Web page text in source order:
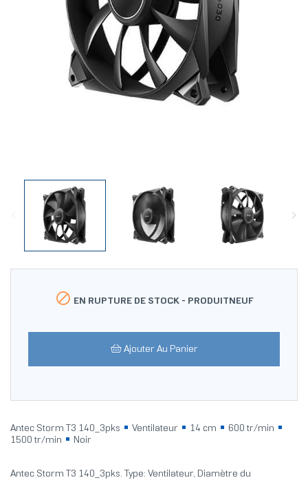
 EN RUPTURE DE STOCK - PRODUITNEUF
Ajouter Au Panier
Antec Storm T3 140_3pks Ventilateur 14 cm
600 tr/min
1500 tr/min
Noir
Antec Storm T3 140_3pks. Type: Ventilateur, Diamètre du